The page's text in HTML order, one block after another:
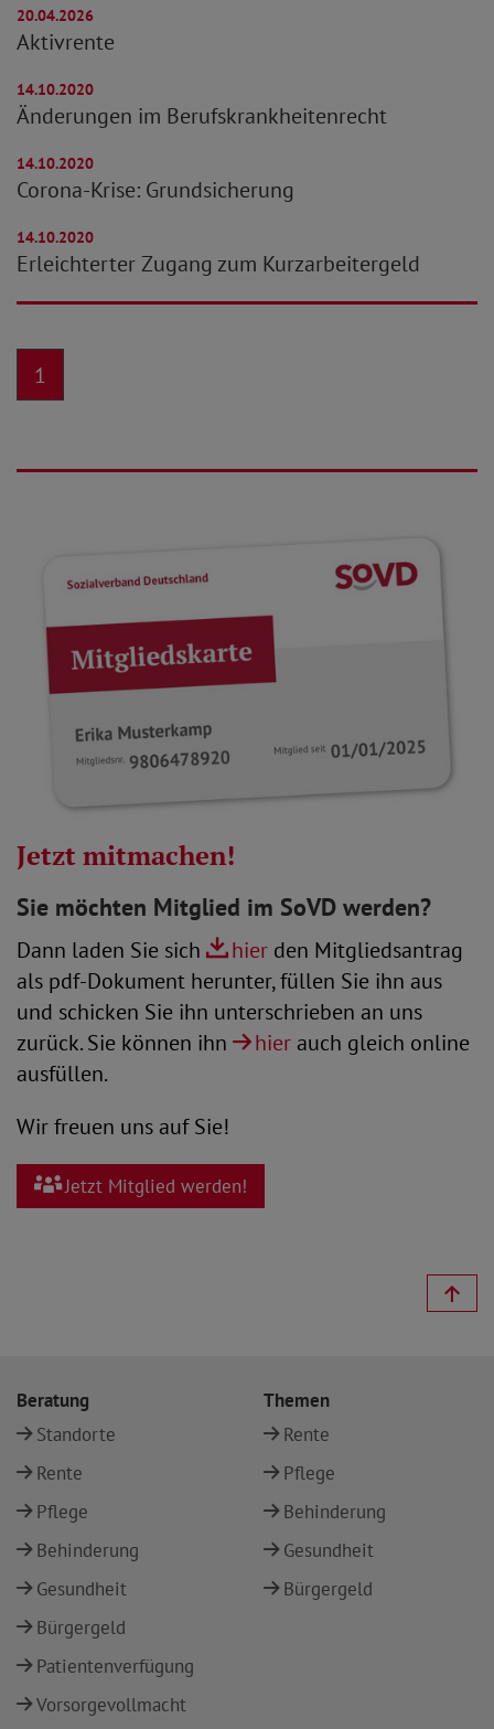
20.04.2026
Aktivrente
14.10.2020
Änderungen im Berufskrankheitenrecht
14.10.2020
Corona-Krise: Grundsicherung
14.10.2020
Erleichterter Zugang zum Kurzarbeitergeld
1
Jetzt mitmachen!
Sie möchten Mitglied im SoVD werden?
Dann laden Sie sich hier den Mitgliedsantrag
als pdf-Dokument herunter, füllen Sie ihn aus
und schicken Sie ihn unterschrieben an uns
zurück. Sie können ihn
hier auch gleich online
ausfüllen.
Wir freuen uns auf Sie!
Jetzt Mitglied werden!
Beratung
Standorte
Rente
Pflege
Behinderung
Gesundheit
Bürgergeld
Patientenverfügung
Vorsorgevollmacht
Themen
Rente
Pflege
Behinderung
Gesundheit
Bürgergeld